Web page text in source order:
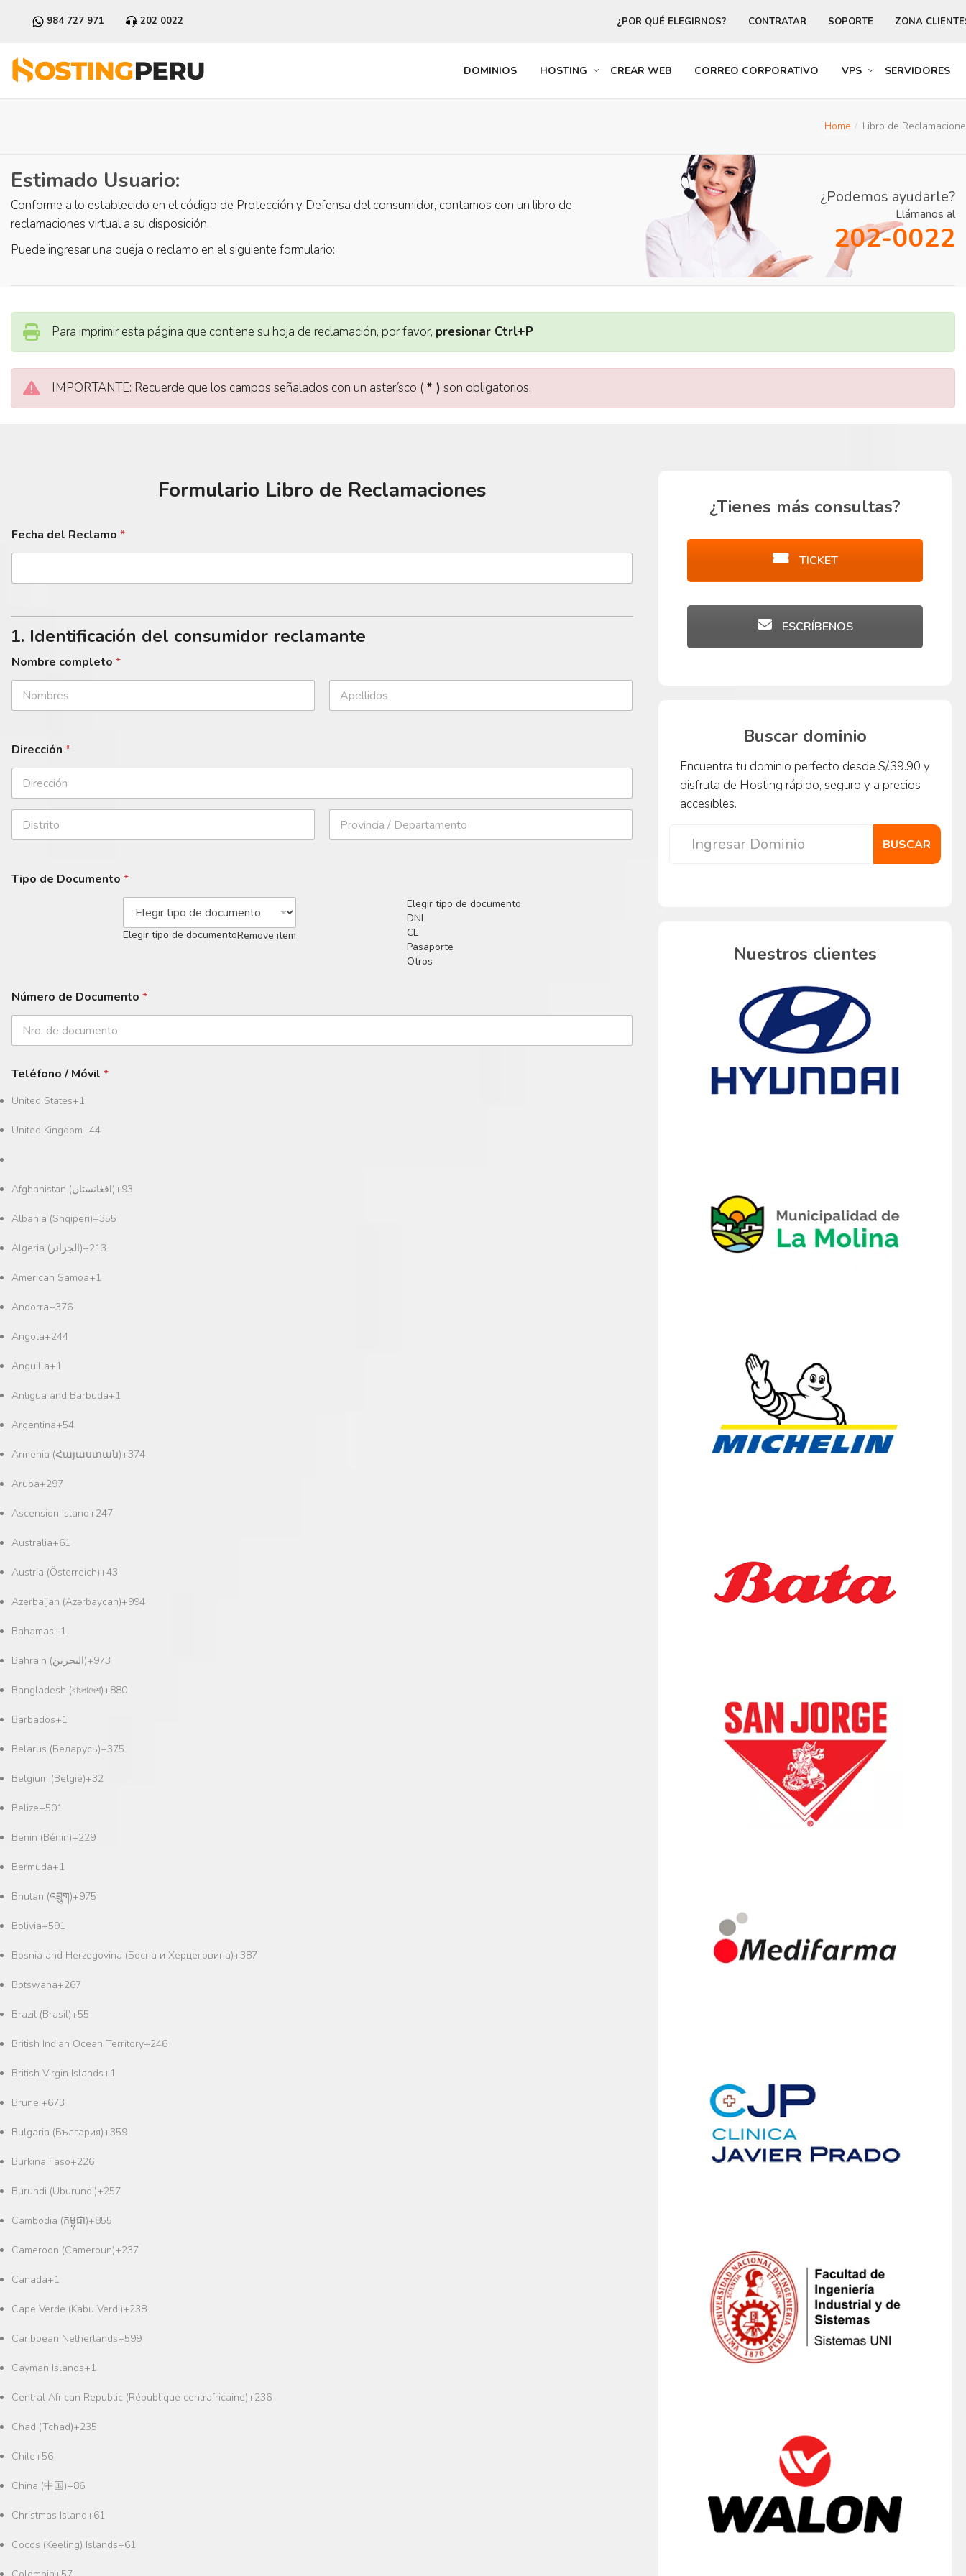
984 727 971 202 0022 ZONA
SOPORTE
CONTRATAR
¿POR QUÉ ELEGIRNOS?
DOMINIOS HOSTING CREAR WEB CORREO CORPORATIVO VPS SERVIDORES
Home Libro de
Estimado Usuario:
Conforme a lo establecido en el código de Protección y Defensa del consumidor, contamos con un libro de
reclamaciones virtual a su disposición.
Puede ingresar una queja o reclamo en el siguiente formulario:
¿Podemos ayudarle?
Llámanos al
202-0022
Para imprimir esta página que contiene su hoja de reclamación, por favor, presionar Ctrl+P
IMPORTANTE: Recuerde que los campos señalados con un asterísco ( * ) son obligatorios.
Formulario Libro de Reclamaciones
Fecha del Reclamo *
1. Identificación del consumidor reclamante
Nombre completo *
Dirección *
Tipo de Documento *
Elegir tipo de documentoRemove item
Elegir tipo de documento
DNI
CE
Pasaporte
Otros
Número de Documento *
Teléfono / Móvil *
United States+1
United Kingdom+44
Afghanistan (‫افغانستان‬‎)+93
Albania (Shqipëri)+355
Algeria (‫الجزائر‬‎)+213
American Samoa+1
Andorra+376
Angola+244
Anguilla+1
Antigua and Barbuda+1
Argentina+54
Armenia (Հայաստան)+374
Aruba+297
Ascension Island+247
Australia+61
Austria (Österreich)+43
Azerbaijan (Azərbaycan)+994
Bahamas+1
Bahrain (‫البحرين‬‎)+973
Bangladesh (বাংলাদেশ)+880
Barbados+1
Belarus (Беларусь)+375
Belgium (België)+32
Belize+501
Benin (Bénin)+229
Bermuda+1
Bhutan (འབྲུག)+975
Bolivia+591
Bosnia and Herzegovina (Босна и Херцеговина)+387
Botswana+267
Brazil (Brasil)+55
British Indian Ocean Territory+246
British Virgin Islands+1
Brunei+673
Bulgaria (България)+359
Burkina Faso+226
Burundi (Uburundi)+257
Cambodia (កម្ពុជា)+855
Cameroon (Cameroun)+237
Canada+1
Cape Verde (Kabu Verdi)+238
Caribbean Netherlands+599
Cayman Islands+1
Central African Republic (République centrafricaine)+236
Chad (Tchad)+235
Chile+56
China (中国)+86
Christmas Island+61
Cocos (Keeling) Islands+61
¿Tienes más consultas?
TICKET
ESCRÍBENOS
Buscar dominio
Encuentra tu dominio perfecto desde S/.39.90 y
disfruta de Hosting rápido, seguro y a precios
accesibles.
BUSCAR
Nuestros clientes